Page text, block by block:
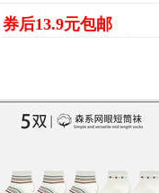
券后13.9元包邮